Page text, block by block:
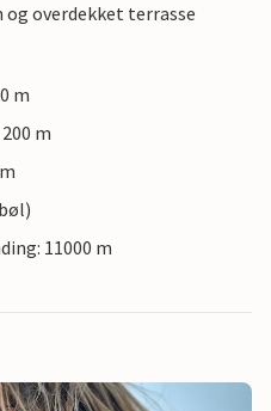
og overdekket terrasse
m
m
11000 m